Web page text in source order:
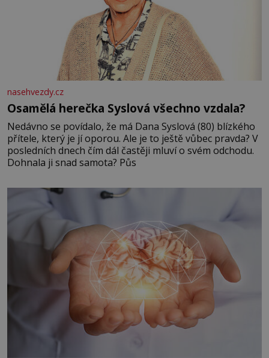
nasehvezdy.cz
Osamělá herečka Syslová všechno vzdala?
Nedávno se povídalo, že má Dana Syslová (80) blízkého
přítele, který je jí oporou. Ale je to ještě vůbec pravda? V
posledních dnech čím dál častěji mluví o svém odchodu.
Dohnala ji snad samota? Půs